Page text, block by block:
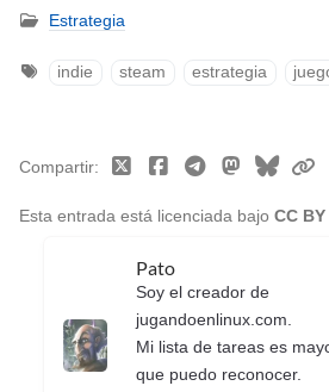
Estrategia
indie steam estrategia
Esta entrada está licenciada bajo CC BY
Compartir
Pato
Soy el creador de
jugandoenlinux.com.
Mi lista de tareas es
que puedo reconocer.